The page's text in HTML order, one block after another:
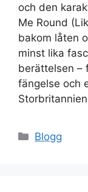
och den
Me Round
bakom låten
minst lika
berättelsen –
fängelse och
Kategorier
Blogg